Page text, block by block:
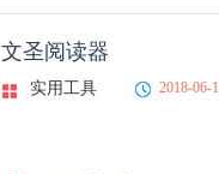
文圣阅读器
实用工具 2018-06-